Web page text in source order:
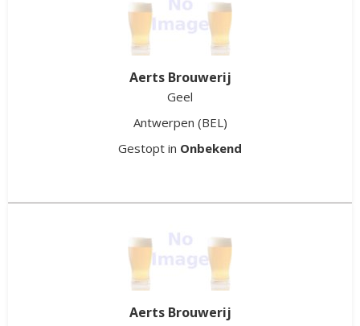
Aerts Brouwerij
Geel
Antwerpen (BEL)
Gestopt in Onbekend
Aerts Brouwerij